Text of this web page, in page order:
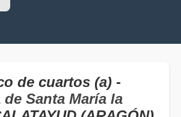
de cuartos (a) -
Santa María la